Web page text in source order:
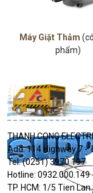
Máy Giặt Thảm (có
phẩm)
THANH CONG
Add: 114 Highway 7 -
Tel: (0251) 3970 197
Hotline: 0932.000.149
TP. HCM: 1/5 Tien